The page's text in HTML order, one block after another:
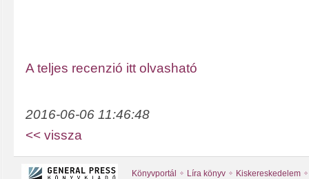
A teljes recenzió itt olvasható
2016-06-06 11:46:48
<< vissza
Könyvportál Líra könyv Kiskereskedelem